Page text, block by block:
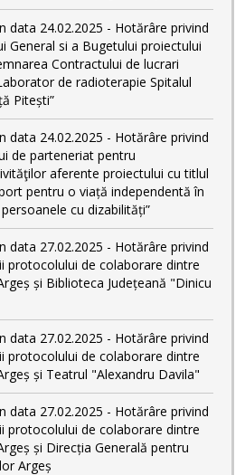
data 24.02.2025 - Hotărâre privind
General si a Bugetului proiectului
Contractului de lucrari
de radioterapie Spitalul
Pitești”
data 24.02.2025 - Hotărâre privind
de parteneriat pentru
aferente proiectului cu titlul
pentru o viață independentă în
cu dizabilități”
data 27.02.2025 - Hotărâre privind
protocolului de colaborare dintre
și Biblioteca Județeană "Dinicu
data 27.02.2025 - Hotărâre privind
protocolului de colaborare dintre
și Teatrul "Alexandru Davila"
data 27.02.2025 - Hotărâre privind
protocolului de colaborare dintre
și Direcția Generală pentru
Argeș